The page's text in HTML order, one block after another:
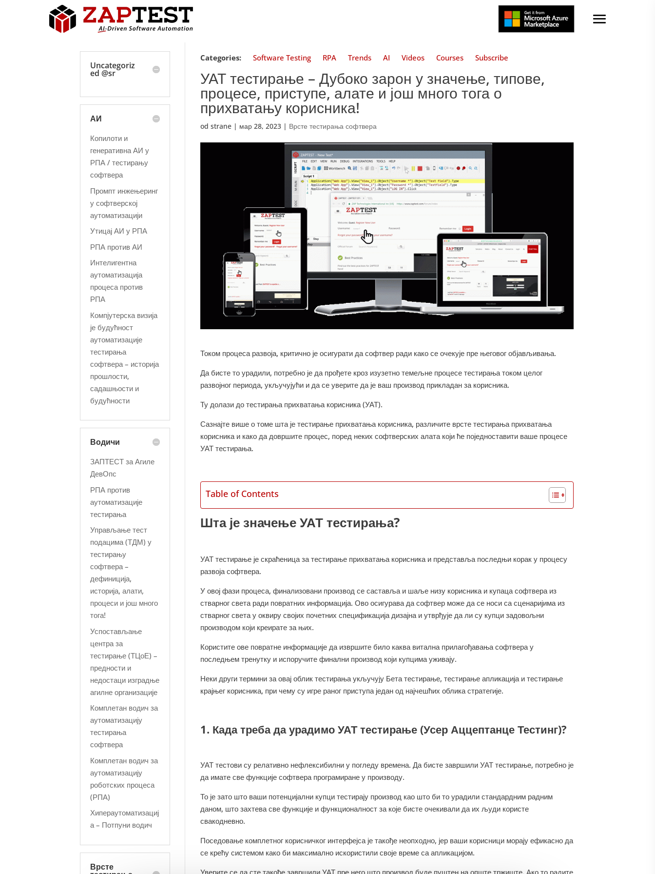
Categories: Software Testing RPA Trends AI Videos Courses Subscribe
УАТ тестирање – Дубоко зарон у значење, типове,
процесе, приступе, алате и још много тога о
прихватању корисника!
od strane | мар 28, 2023 | Врсте тестирања софтвера
Током процеса развоја, критично је осигурати да софтвер ради како се очекује пре његовог објављивања.
Да бисте то урадили, потребно је да прођете кроз изузетно темељне процесе тестирања током целог
развојног периода, укључујући и да се уверите да је ваш производ прикладан за корисника.
Ту долази до тестирања прихватања корисника (УАТ).
Сазнајте више о томе шта је тестирање прихватања корисника, различите врсте тестирања прихватања
корисника и како да довршите процес, поред неких софтверских алата који ће поједноставити ваше процесе
УАТ тестирања.
Table of Contents
Шта је значење УАТ тестирања?
УАТ тестирање је скраћеница за тестирање прихватања корисника и представља последњи корак у процесу
развоја софтвера.
У овој фази процеса, финализовани производ се саставља и шаље низу корисника и купаца софтвера из
стварног света ради повратних информација. Ово осигурава да софтвер може да се носи са сценаријима из
стварног света у оквиру својих почетних спецификација дизајна и утврђује да ли су купци задовољни
производом који креирате за њих.
Користите ове повратне информације да извршите било каква витална прилагођавања софтвера у
последњем тренутку и испоручите финални производ који купцима уживају.
Неки други термини за овај облик тестирања укључују Бета тестирање, тестирање апликација и тестирање
крајњег корисника, при чему су игре раног приступа један од најчешћих облика стратегије.
1. Када треба да урадимо УАТ тестирање (Усер Аццептанце Тестинг)?
УАТ тестови су релативно нефлексибилни у погледу времена. Да бисте завршили УАТ тестирање, потребно је
да имате све функције софтвера програмиране у производу.
То је зато што ваши потенцијални купци тестирају производ као што би то урадили стандардним радним
даном, што захтева све функције и функционалност за које бисте очекивали да их људи користе
свакодневно.
Поседовање комплетног корисничког интерфејса је такође неопходно, јер ваши корисници морају ефикасно да
се крећу системом како би максимално искористили своје време са апликацијом.
Uncategoriz
ed @sr
АИ
Копилоти и
генеративна АИ у
РПА / тестирању
софтвера
Промпт инжењеринг
у софтверској
аутоматизацији
Утицај АИ у РПА
РПА против АИ
Интелигентна
аутоматизација
процеса против
РПА
Компјутерска визија
је будућност
аутоматизације
тестирања
софтвера – историја
прошлости,
садашњости и
будућности
Водичи
ЗАПТЕСТ за Агиле
ДевОпс
РПА против
аутоматизације
тестирања
Управљање тест
подацима (ТДМ) у
тестирању
софтвера –
дефиниција,
историја, алати,
процеси и још много
тога!
Успостављање
центра за
тестирање (ТЦоЕ) –
предности и
недостаци изградње
агилне организације
Комплетан водич за
аутоматизацију
тестирања
софтвера
Комплетан водич за
аутоматизацију
роботских процеса
(РПА)
Хипераутоматизациј
а – Потпуни водич
Врсте